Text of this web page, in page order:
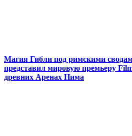
Магия Гибли под римскими
представил мировую премьеру
древних Аренах Нима